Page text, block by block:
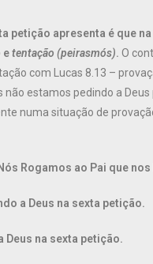
petição apresenta é que
etentação (peirasmós). O
com Lucas 8.13 –
estamos pedindo a
numa situação de
Rogamos ao Pai que
a Deus na sexta petição.
Deus na sexta petição.